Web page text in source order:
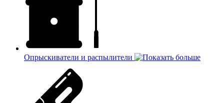
Опрыскиватели и распылители